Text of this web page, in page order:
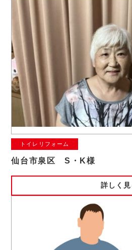
トイレリフォーム
仙台市泉区 S・K様
詳しく見